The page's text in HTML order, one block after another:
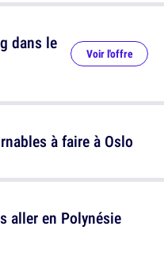
à faire à Oslo
dans le
Voir l'offre
aller en Polynésie